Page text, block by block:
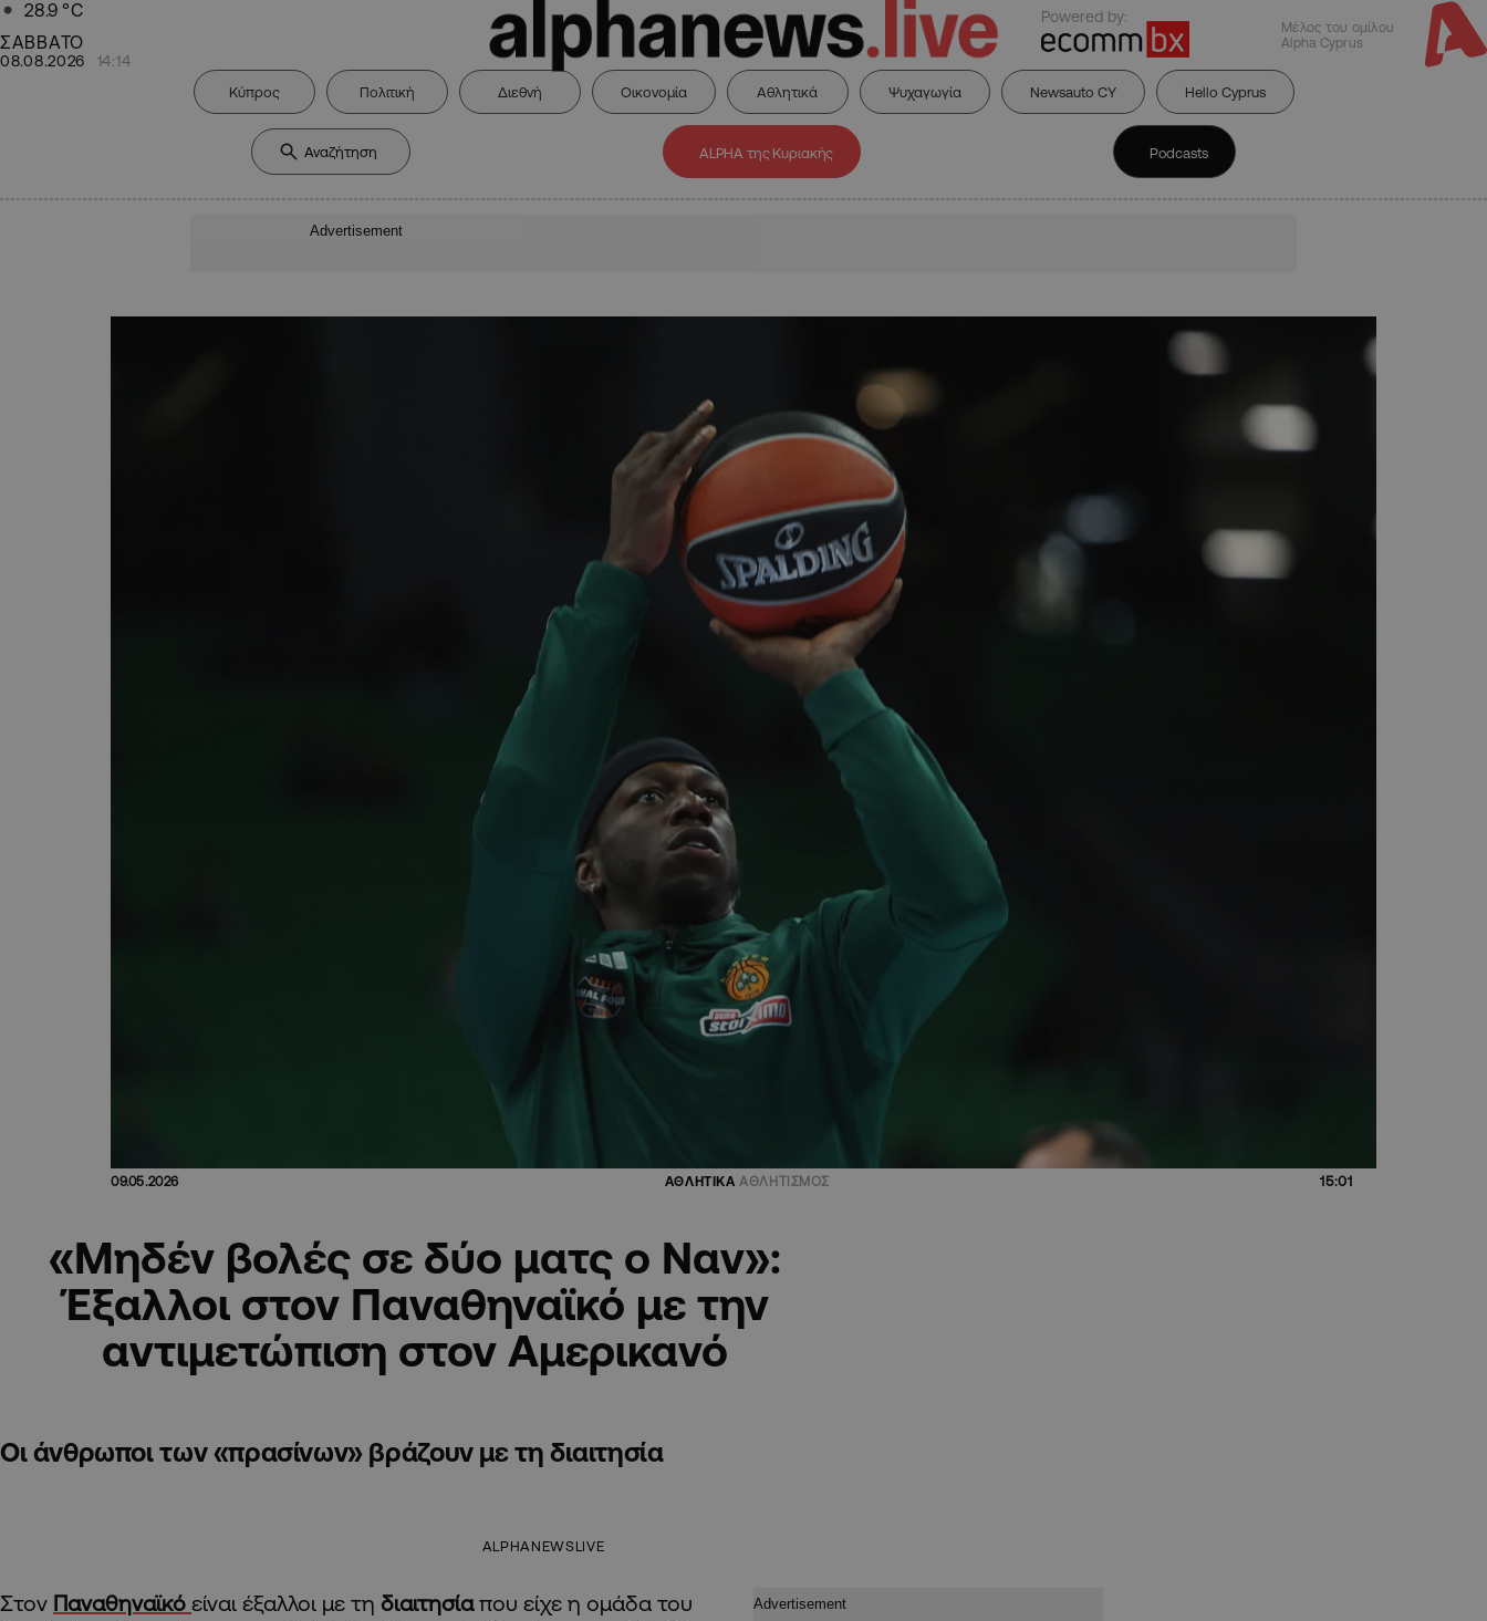
28.9 °C
ΣΑΒΒΑΤΟ
08.08.2026 14:14
Powered by:
Μέλος του ομίλου
Alpha Cyprus
Κύπρος Πολιτική Διεθνή Οικονομία Αθλητικά Ψυχαγωγία Newsauto CY Hello Cyprus
ALPHA της Κυριακής Podcasts
Advertisement
09.05.2026 ΑΘΛΗΤΙΚΑ ΑΘΛΗΤΙΣΜΟΣ 15:01
«Μηδέν βολές σε δύο ματς ο Ναν»:
Έξαλλοι στον Παναθηναϊκό με την
αντιμετώπιση στον Αμερικανό
Οι άνθρωποι των «πρασίνων» βράζουν με τη διαιτησία
ALPHANEWSLIVE
Στον Παναθηναϊκό είναι έξαλλοι με τη διαιτησίαπου είχε η ομάδα του